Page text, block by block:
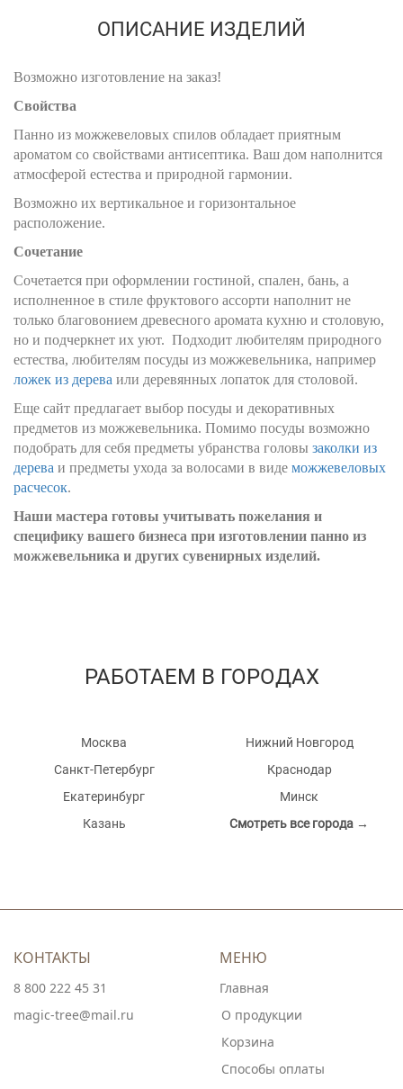
ОПИСАНИЕ ИЗДЕЛИЙ
Возможно изготовление на заказ!
Свойства
Панно из можжевеловых спилов обладает приятным
ароматом со свойствами антисептика. Ваш дом наполнится
атмосферой естества и природной гармонии.
Возможно их вертикальное и горизонтальное
расположение.
Сочетание
Сочетается при оформлении гостиной, спален, бань, а
исполненное в стиле фруктового ассорти наполнит не
только благовонием древесного аромата кухню и столовую,
но и подчеркнет их уют. Подходит любителям природного
естества, любителям посуды из можжевельника, например
ложек из дерева или деревянных лопаток для столовой.
Еще сайт предлагает выбор посуды и декоративных
предметов из можжевельника. Помимо посуды возможно
подобрать для себя предметы убранства головы заколки из
дерева и предметы ухода за волосами в виде можжевеловых
расчесок.
Наши мастера готовы учитывать пожелания и
специфику вашего бизнеса при изготовлении панно из
можжевельника и других сувенирных изделий.
РАБОТАЕМ В ГОРОДАХ
Москва
Санкт-Петербург
Екатеринбург
Казань
Нижний Новгород
Краснодар
Минск
Смотреть все города →
КОНТАКТЫ
8 800 222 45 31
magic-tree@mail.ru
МЕНЮ
Главная
О продукции
Корзина
Способы оплаты